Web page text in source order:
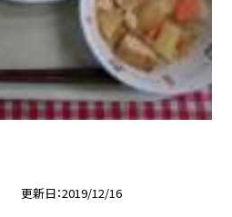
更新日 2019/12/16